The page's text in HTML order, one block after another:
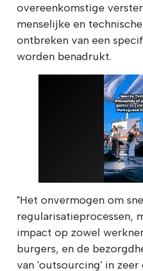
overeenkomstige
menselijke en
ontbreken van een
worden benadrukt.
"Het onvermogen om
regularisatieprocessen,
impact op zowel
burgers, en de
van 'outsourcing' in